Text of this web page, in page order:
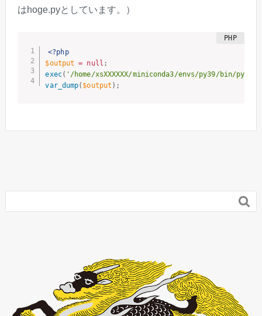
はhoge.pyとしています。）
<?php
$output = null ;
exec( '/home/xsXXXXXX/miniconda3/envs/py39/bin/
var_dump( $output ) ;
